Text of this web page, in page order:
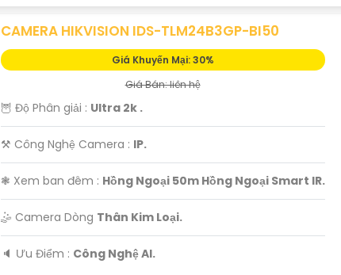
CAMERA HIKVISION IDS-TLM24B3GP-BI50
Giá Khuyến Mại: 30%
Giá Bán: liên hệ
🦉 Độ Phân giải : Ultra 2k .
⚒ Công Nghệ Camera : IP.
❃ Xem ban đêm : Hồng Ngoại 50m Hồng Ngoại Smart IR.
🤹 Camera Dòng Thân Kim Loại.
️🔈 Ưu Điểm : Công Nghệ AI.